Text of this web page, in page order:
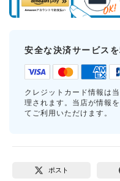
安全な決済サービス
クレジットカード情報は
理されます。当店が情報
てご利用いただけます。
ポスト